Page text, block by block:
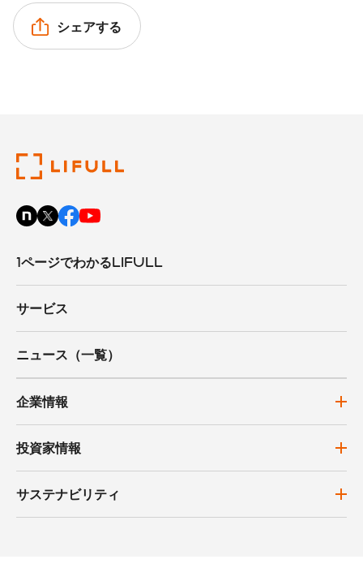
シェアする
1ページでわかるLIFULL
サービス
ニュース（一覧）
企業情報
投資家情報
サステナビリティ